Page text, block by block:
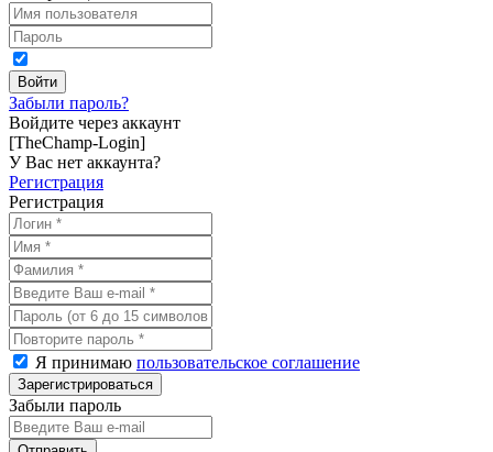
Забыли пароль?
Войдите через аккаунт
[TheChamp-Login]
У Вас нет аккаунта?
Регистрация
Регистрация
Я принимаю пользовательское соглашение
Забыли пароль